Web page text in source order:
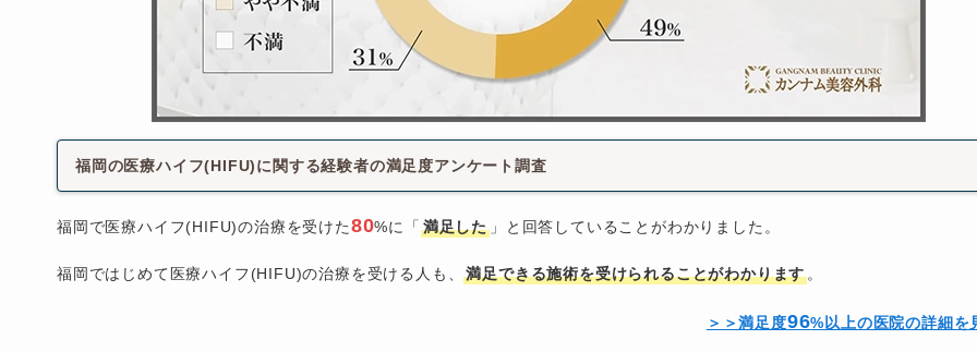
福岡の医療ハイフ(HIFU)に関する経験者の満足度アンケート調査
福岡で医療ハイフ(HIFU)の治療を受けた80%に「 満足した 」と回答していることがわかりました。
福岡ではじめて医療ハイフ(HIFU)の治療を受ける人も、満足できる施術を受けられることがわかります 。
＞＞満足度96%以上の医院の詳細